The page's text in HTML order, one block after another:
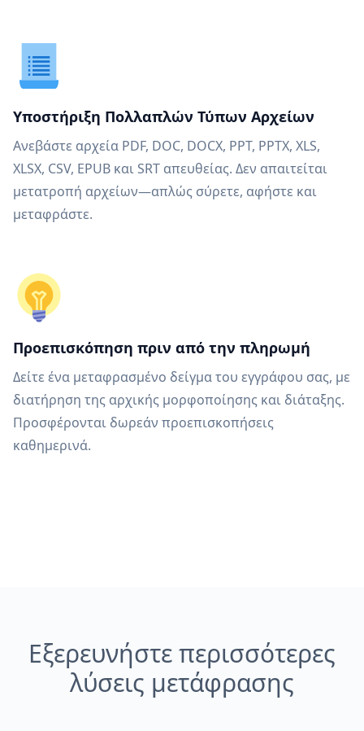
Υποστήριξη Πολλαπλών Τύπων Αρχείων
Ανεβάστε αρχεία PDF, DOC, DOCX, PPT, PPTX, XLS,
XLSX, CSV, EPUB και SRT απευθείας. Δεν απαιτείται
μετατροπή αρχείων—απλώς σύρετε, αφήστε και
μεταφράστε.
Προεπισκόπηση πριν από την πληρωμή
Δείτε ένα μεταφρασμένο δείγμα του εγγράφου σας, με
διατήρηση της αρχικής μορφοποίησης και διάταξης.
Προσφέρονται δωρεάν προεπισκοπήσεις
καθημερινά.
Εξερευνήστε περισσότερες
λύσεις μετάφρασης